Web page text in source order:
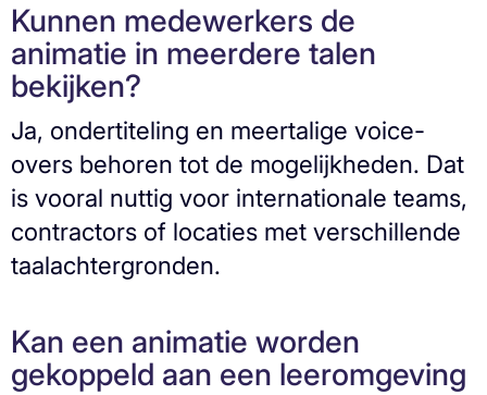
Kunnen medewerkers de
animatie in meerdere talen
bekijken?
Ja, ondertiteling en meertalige voice-
overs behoren tot de mogelijkheden. Dat
is vooral nuttig voor internationale teams,
contractors of locaties met verschillende
taalachtergronden.
Kan een animatie worden
gekoppeld aan een leeromgeving